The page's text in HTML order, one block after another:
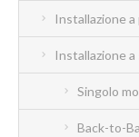
Installazione
Installazione
Singolo
Back-to-